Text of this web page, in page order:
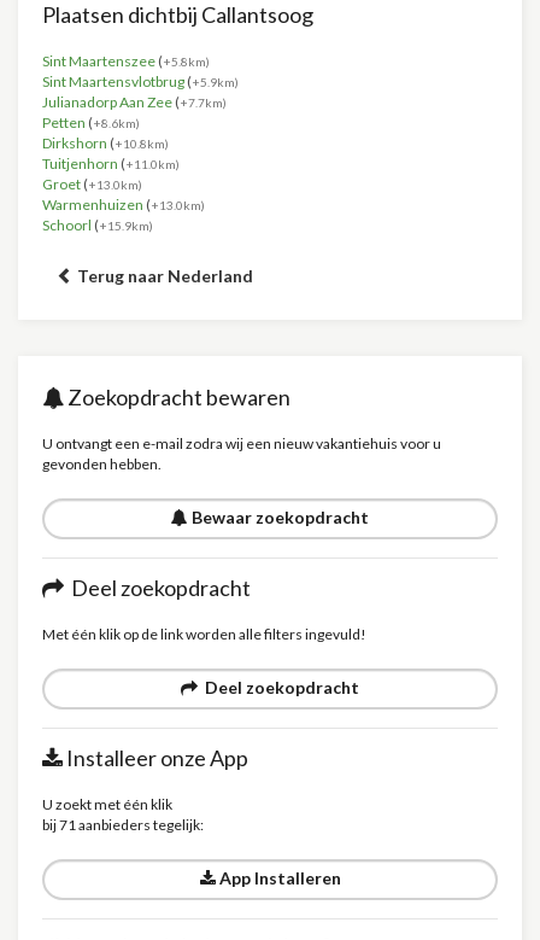
Plaatsen dichtbij Callantsoog
Sint Maartenszee (+5.8km)
Sint Maartensvlotbrug (+5.9km)
Julianadorp Aan Zee (+7.7km)
Petten (+8.6km)
Dirkshorn (+10.8km)
Tuitjenhorn (+11.0km)
Groet (+13.0km)
Warmenhuizen (+13.0km)
Schoorl (+15.9km)
Terug naar Nederland
Zoekopdracht bewaren
U ontvangt een e-mail zodra wij een nieuw vakantiehuis voor u
gevonden hebben.
Bewaar zoekopdracht
Deel zoekopdracht
Met één klik op de link worden alle filters ingevuld!
Deel zoekopdracht
Installeer onze App
U zoekt met één klik
bij 71 aanbieders tegelijk:
App Installeren